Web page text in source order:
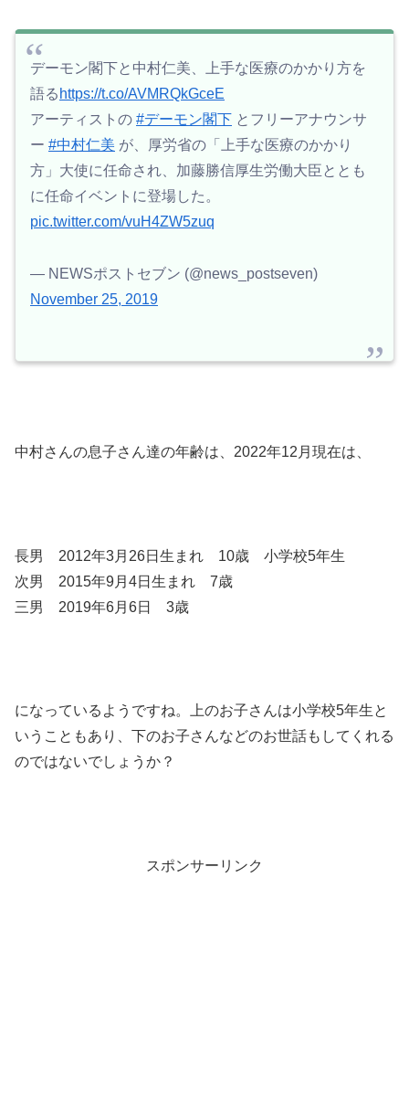
デーモン閣下と中村仁美、上手な医療のかかり方を
語る https://t.co/AVMRQkGceE
アーティストの #デーモン閣下 とフリーアナウンサ
ー #中村仁美 が、厚労省の「上手な医療のかかり
方」大使に任命され、加藤勝信厚生労働大臣ととも
に任命イベントに登場した。
pic.twitter.com/vuH4ZW5zuq
— NEWSポストセブン (@news_postseven)
November 25, 2019
中村さんの息子さん達の年齢は、2022年12月現在は、
長男 2012年3月26日生まれ 10歳 小学校5年生
次男 2015年9月4日生まれ 7歳
三男 2019年6月6日 3歳
になっているようですね。上のお子さんは小学校5年生と
いうこともあり、下のお子さんなどのお世話もしてくれる
のではないでしょうか？
スポンサーリンク